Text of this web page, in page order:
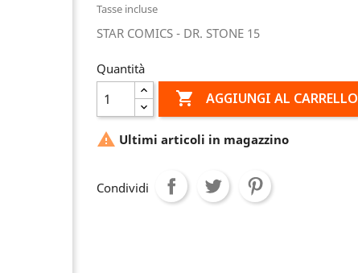
Tasse incluse
STAR COMICS - DR. STONE 15
Quantità
 AGGIUNGI AL CARRELLO
 Ultimi articoli in magazzino
Condividi